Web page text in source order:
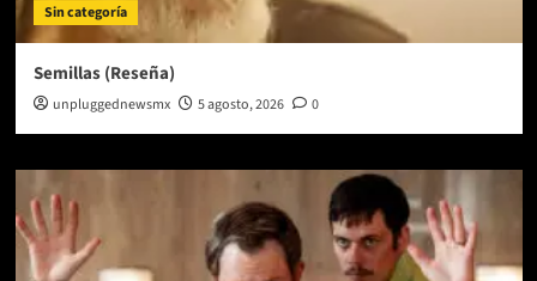
Sin categoría
Semillas (Reseña)
unpluggednewsmx 5 agosto, 2026 0